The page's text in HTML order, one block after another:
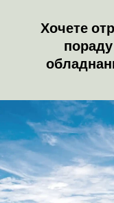
Хочете